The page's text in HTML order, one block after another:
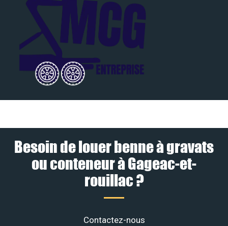
Besoin de louer benne à gravats
ou conteneur à Gageac-et-
rouillac ?
Contactez-nous